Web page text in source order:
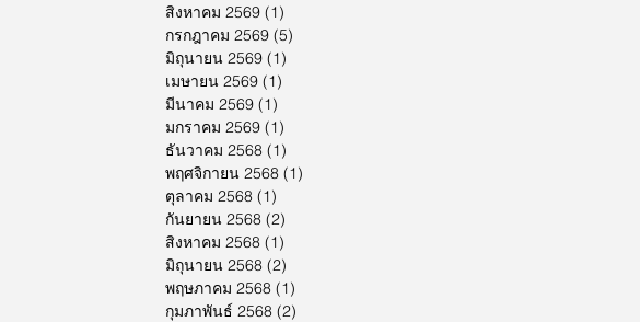
สิงหาคม 2569 (1)
กรกฎาคม 2569 (5)
มิถุนายน 2569 (1)
เมษายน 2569 (1)
มีนาคม 2569 (1)
มกราคม 2569 (1)
ธันวาคม 2568 (1)
พฤศจิกายน 2568 (1)
ตุลาคม 2568 (1)
กันยายน 2568 (2)
สิงหาคม 2568 (1)
มิถุนายน 2568 (2)
พฤษภาคม 2568 (1)
กุมภาพันธ์ 2568 (2)